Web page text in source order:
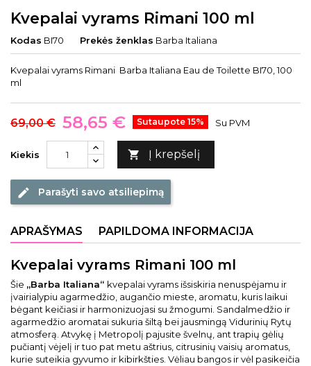
Kvepalai vyrams Rimani 100 ml
Kodas BI70 Prekės ženklas Barba Italiana
Kvepalai vyrams Rimani Barba Italiana Eau de Toilette BI70, 100
ml
69,00 € 58,65 € Sutaupote 15% Su PVM
Kiekis  Į krepšelį
edit Parašyti savo atsiliepimą
APRAŠYMAS PAPILDOMA INFORMACIJA
Kvepalai vyrams Rimani 100 ml
Šie „Barba Italiana“ kvepalai vyrams išsiskiria nenuspėjamu ir
įvairialypiu agarmedžio, augančio mieste, aromatu, kuris laikui
bėgant keičiasi ir harmonizuojasi su žmogumi. Sandalmedžio ir
agarmedžio aromatai sukuria šiltą bei jausmingą Vidurinių Rytų
atmosferą. Atvykę į Metropolį pajusite švelnų, ant trapių gėlių
pučiantį vėjelį ir tuo pat metu aštrius, citrusinių vaisių aromatus,
kurie suteikia gyvumo ir kibirkšties. Vėliau bangos ir vėl pasikeičia